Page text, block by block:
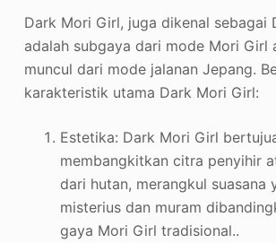
Dark Mori Girl, juga dikenal sebagai
adalah subgaya dari mode Mori Girl
muncul dari mode jalanan Jepang.
karakteristik utama Dark Mori Girl:
Estetika: Dark Mori Girl
membangkitkan citra penyihir
dari hutan, merangkul suasana
misterius dan muram
gaya Mori Girl tradisional..